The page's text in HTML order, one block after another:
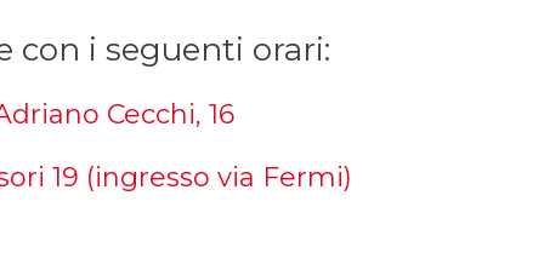
con i seguenti orari:
Cecchi, 16
19 (ingresso via Fermi)